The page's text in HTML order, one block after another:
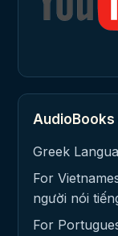
Greek
For
người nói
For